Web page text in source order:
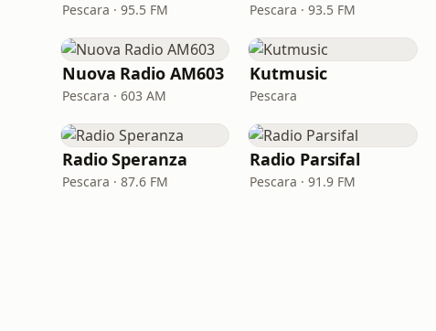
Pescara · 95.5 FM Pescara · 93.5 FM
Nuova Radio AM603
Pescara · 603 AM
Kutmusic
Pescara
Radio Speranza
Pescara · 87.6 FM
Radio Parsifal
Pescara · 91.9 FM